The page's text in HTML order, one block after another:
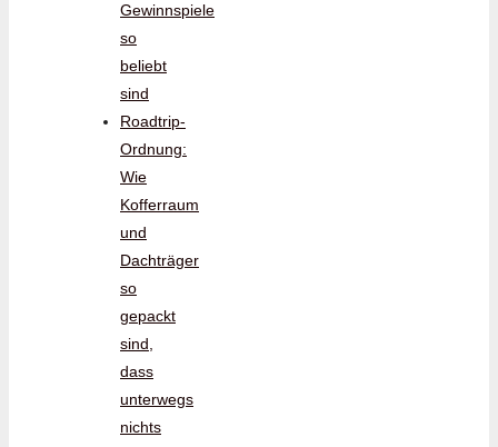
Gewinnspiele
so
beliebt
sind
Roadtrip-
Ordnung:
Wie
Kofferraum
und
Dachträger
so
gepackt
sind,
dass
unterwegs
nichts